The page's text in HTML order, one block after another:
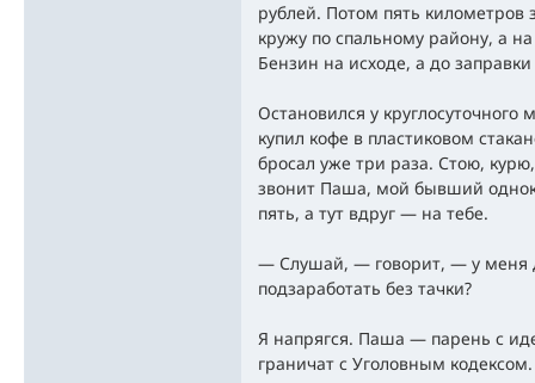
рублей. Потом пять километров
кружу по спальному району, а
Бензин на исходе, а до
Остановился у
купил кофе в пластиковом
бросал уже три раза. Стою,
звонит Паша, мой бывший
пять, а тут вдруг — на тебе.
— Слушай, — говорит, — у меня
подзаработать без тачки?
Я напрягся. Паша — парень с
граничат с Уголовным кодексом.